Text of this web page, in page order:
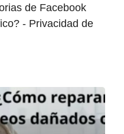
de Facebook
- Privacidad de